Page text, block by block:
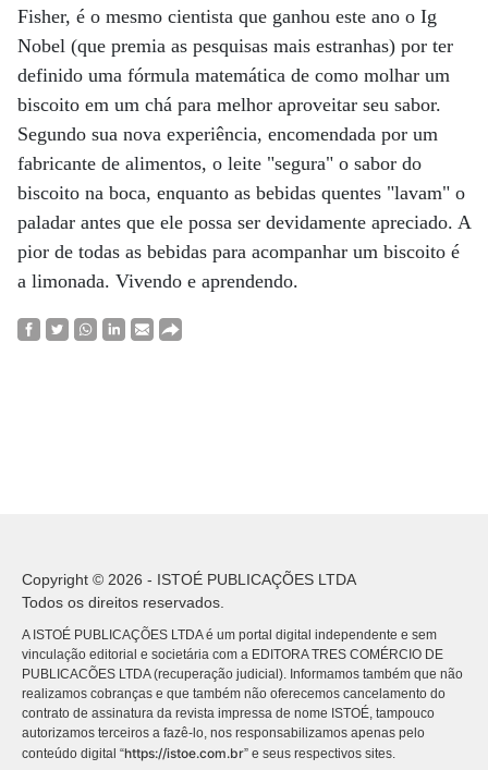
Fisher, é o mesmo cientista que ganhou este ano o Ig
Nobel (que premia as pesquisas mais estranhas) por ter
definido uma fórmula matemática de como molhar um
biscoito em um chá para melhor aproveitar seu sabor.
Segundo sua nova experiência, encomendada por um
fabricante de alimentos, o leite "segura" o sabor do
biscoito na boca, enquanto as bebidas quentes "lavam" o
paladar antes que ele possa ser devidamente apreciado. A
pior de todas as bebidas para acompanhar um biscoito é
a limonada. Vivendo e aprendendo.
Copyright © 2026 - ISTOÉ PUBLICAÇÕES LTDA
Todos os direitos reservados.
A ISTOÉ PUBLICAÇÕES LTDA é um portal digital independente e sem
vinculação editorial e societária com a EDITORA TRES COMÉRCIO DE
PUBLICACÕES LTDA (recuperação judicial). Informamos também que não
realizamos cobranças e que também não oferecemos cancelamento do
contrato de assinatura da revista impressa de nome ISTOÉ, tampouco
autorizamos terceiros a fazê-lo, nos responsabilizamos apenas pelo
conteúdo digital “https://istoe.com.br” e seus respectivos sites.